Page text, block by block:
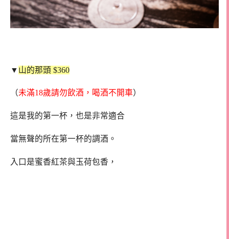
▼ 山的那頭 $360
（未滿18歲請勿飲酒，喝酒不開車）
這是我的第一杯，也是非常適合
當無聲的所在第一杯的調酒。
入口是蜜香紅茶與玉荷包香，